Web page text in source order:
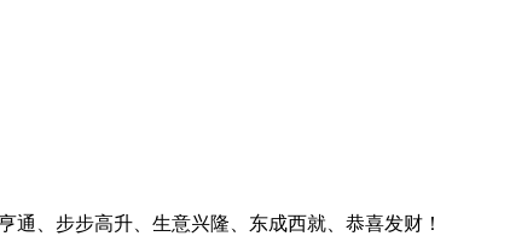
、步步高升、生意兴隆、东成西就、恭喜发财！